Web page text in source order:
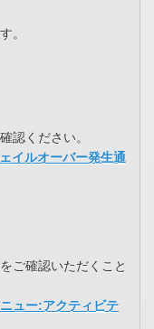
。
認ください。
イルオーバー発生通
ご確認いただくこと
ュー:アクティビテ